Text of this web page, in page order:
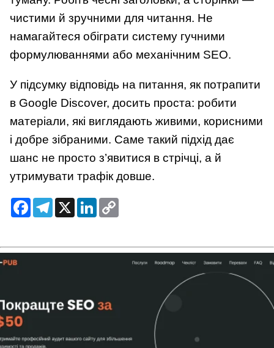
чистими й зручними для читання. Не
намагайтеся обіграти систему гучними
формулюваннями або механічним SEO.
У підсумку відповідь на питання, як потрапити
в Google Discover, досить проста: робити
матеріали, які виглядають живими, корисними
і добре зібраними. Саме такий підхід дає
шанс не просто з’явитися в стрічці, а й
утримувати трафік довше.
FacebookTelegram
X LinkedIn